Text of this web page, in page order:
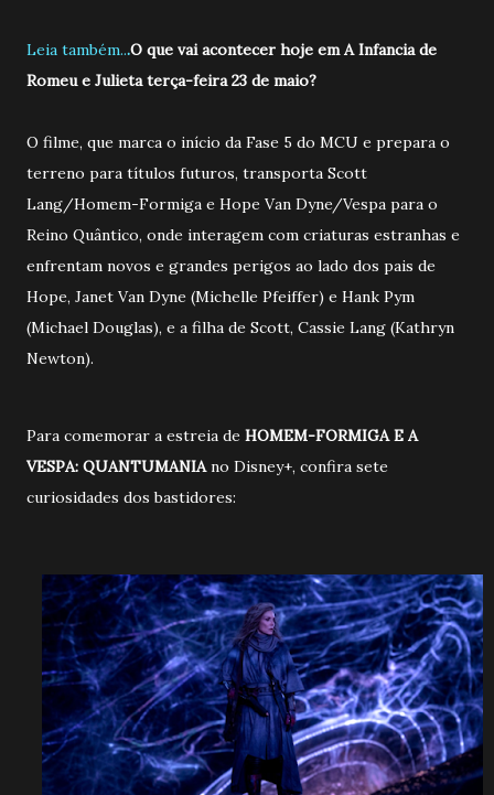
Leia também...O que vai acontecer hoje em A Infancia de
Romeu e Julieta terça-feira 23 de maio?
O filme, que marca o início da Fase 5 do MCU e prepara o
terreno para títulos futuros, transporta Scott
Lang/Homem-Formiga e Hope Van Dyne/Vespa para o
Reino Quântico, onde interagem com criaturas estranhas e
enfrentam novos e grandes perigos ao lado dos pais de
Hope, Janet Van Dyne (Michelle Pfeiffer) e Hank Pym
(Michael Douglas), e a filha de Scott, Cassie Lang (Kathryn
Newton).
Para comemorar a estreia de HOMEM-FORMIGA E A
VESPA: QUANTUMANIAno Disney+, confira sete
curiosidades dos bastidores: